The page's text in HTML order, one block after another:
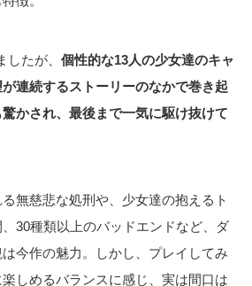
たが、 個性的な13人の少女達のキャ
連続するストーリーのなかで巻き起
かされ、最後まで一気に駆け抜けて
無慈悲な処刑や、少女達の抱えるト
30種類以上のバッドエンドなど、ダ
今作の魅力。しかし、プレイしてみ
しめるバランスに感じ、実は間口は